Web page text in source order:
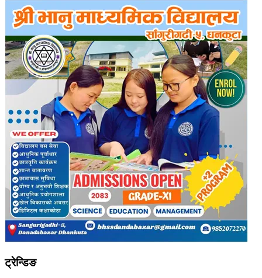
ट्रेन्डिङ